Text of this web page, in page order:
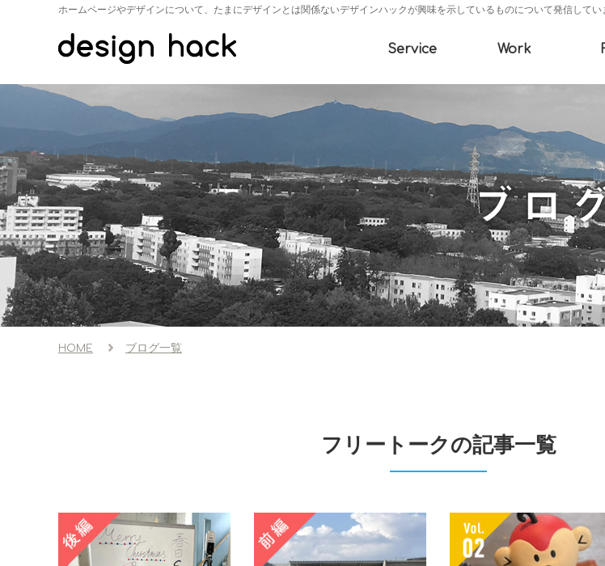
ホームページやデザインについて、たまにデザインとは関係ないデザインハックが興味を示しているものについて発信してい
Service Work
HOME ブログ一覧
フリートークの記事一覧